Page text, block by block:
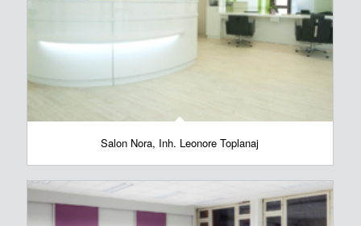
Salon Nora, Inh. Leonore Toplanaj